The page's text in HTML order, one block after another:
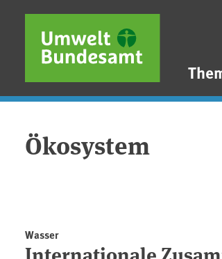
Direkt zum Inhalt
Direkt zum Hauptmenü
Direkt zur Fußzeile
Ökosystem
Wasser
Internationale